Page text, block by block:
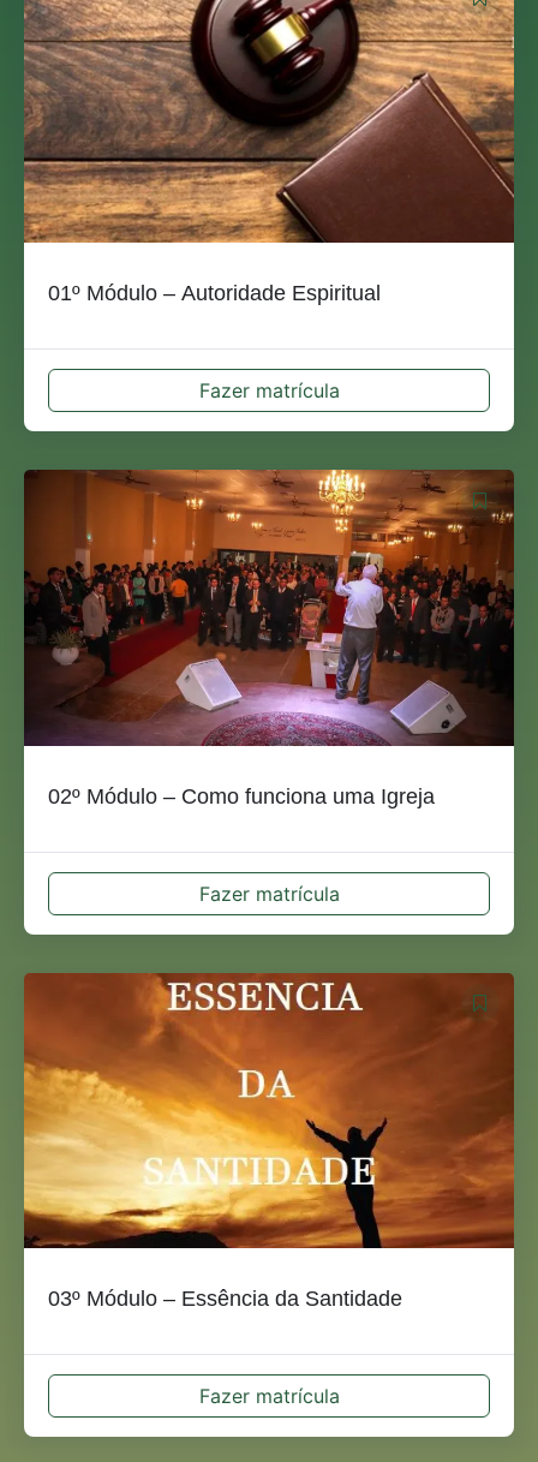
01º Módulo – Autoridade Espiritual
Fazer matrícula
02º Módulo – Como funciona uma Igreja
Fazer matrícula
03º Módulo – Essência da Santidade
Fazer matrícula